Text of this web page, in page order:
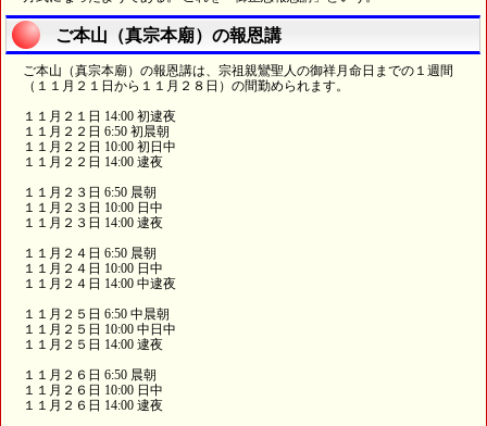
ご本山（真宗本廟）の報恩講
ご本山（真宗本廟）の報恩講は、宗祖親鸞聖人の御祥月命日までの１週間
（１１月２１日から１１月２８日）の間勤められます。
１１月２１日 14:00 初逮夜
１１月２２日 6:50 初晨朝
１１月２２日 10:00 初日中
１１月２２日 14:00 逮夜
１１月２３日 6:50 晨朝
１１月２３日 10:00 日中
１１月２３日 14:00 逮夜
１１月２４日 6:50 晨朝
１１月２４日 10:00 日中
１１月２４日 14:00 中逮夜
１１月２５日 6:50 中晨朝
１１月２５日 10:00 中日中
１１月２５日 14:00 逮夜
１１月２６日 6:50 晨朝
１１月２６日 10:00 日中
１１月２６日 14:00 逮夜